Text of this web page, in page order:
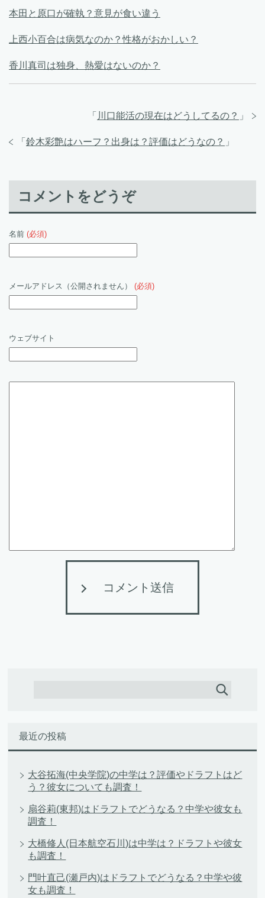
本田と原口が確執？意見が食い違う
上西小百合は病気なのか？性格がおかしい？
香川真司は独身、熱愛はないのか？
「 川口能活の現在はどうしてるの？ 」
「 鈴木彩艶はハーフ？出身は？評価はどうなの？ 」
コメントをどうぞ
名前 (必須)
メールアドレス（公開されません） (必須)
ウェブサイト
コメント送信
最近の投稿
大谷拓海(中央学院)の中学は？評価やドラフトはど
う？彼女についても調査！
扇谷莉(東邦)はドラフトでどうなる？中学や彼女も
調査！
大橋修人(日本航空石川)は中学は？ドラフトや彼女
も調査！
門叶直己(瀬戸内)はドラフトでどうなる？中学や彼
女も調査！